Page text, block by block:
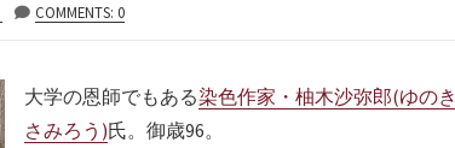
COMMENTS: 0
大学の恩師でもある染色作家・柚木沙弥郎(ゆのき
さみろう)氏。御歳96。